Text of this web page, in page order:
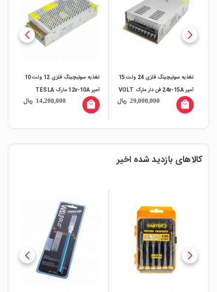
تغذیه سوئیچینگ فلزی 24 ولت 15
آمپر 24v-15A فن دار مارک VOLT
29,000,000 ریال local_mall
تغذیه سوئیچینگ فلزی 12 ولت 10
آمپر 12v-10A مارک TESLA
14,200,000 ریال local_mall
کالاهای بازدید شده اخیر